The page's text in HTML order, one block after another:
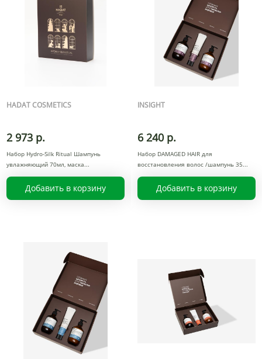
HADAT COSMETICS
2 973 р.
Набор Hydro-Silk Ritual Шампунь
увлажняющий 70мл, маска
Добавить в корзину
INSIGHT
6 240 р.
Набор DAMAGED HAIR для
восстановления волос /шампунь 35
Добавить в корзину